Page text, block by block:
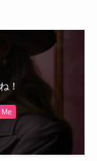
！
Me